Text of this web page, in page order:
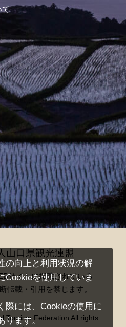
て
山口県観光連盟
サイトに掲載されている
転載・引用を禁じます。
Tourism Federation All rights
の向上と利用状況の解
Cookieを使用していま
際には、Cookieの使用に
ります。